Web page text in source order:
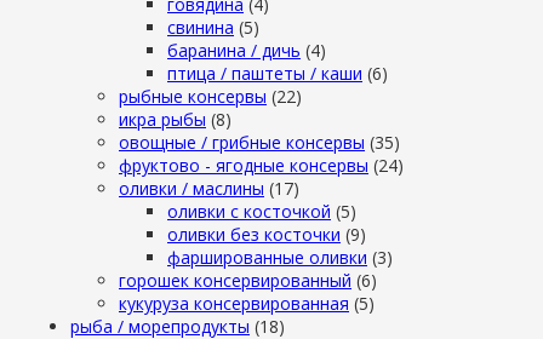
свинина (5)
баранина / дичь (4)
птица / паштеты / каши (6)
рыбные консервы (22)
икра рыбы (8)
овощные / грибные консервы (35)
фруктово - ягодные консервы (24)
оливки / маслины (17)
оливки с косточкой (5)
оливки без косточки (9)
фаршированные оливки (3)
горошек консервированный (6)
кукуруза консервированная (5)
рыба / морепродукты (18)